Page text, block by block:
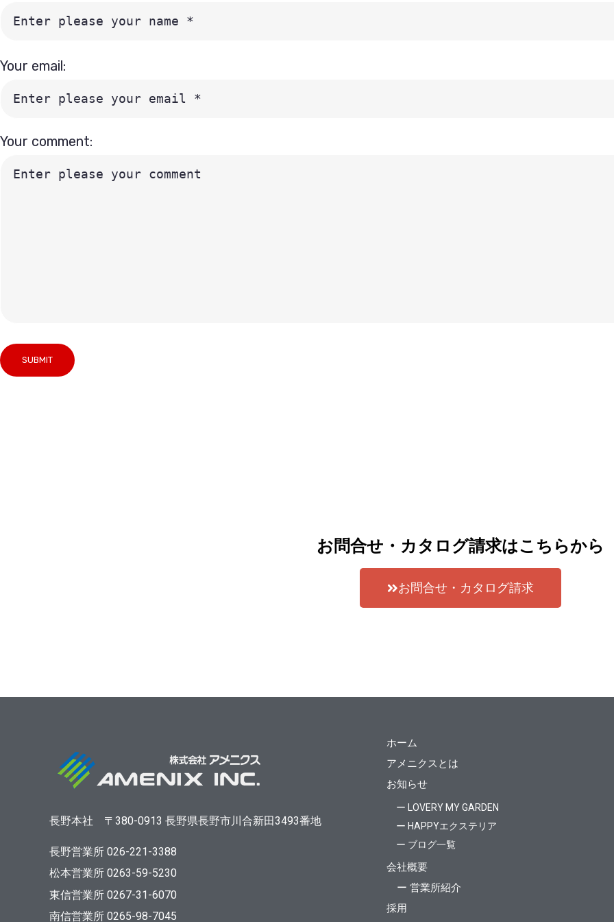
Your comment:
Your email:
お問合せ・カタログ請求はこちらから
お問合せ・カタログ請求
長野本社 〒380-0913 長野県長野市川合新田3493番地
長野営業所 026-221-3388
松本営業所 0263-59-5230
東信営業所 0267-31-6070
南信営業所 0265-98-7045
ホーム
アメニクスとは
お知らせ
ー LOVERY MY GARDEN
ー HAPPYエクステリア
ー ブログ一覧
会社概要
ー 営業所紹介
採用